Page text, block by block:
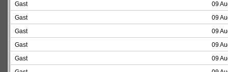
Gast
09
Gast
09
Gast
09
Gast
09
Gast
09